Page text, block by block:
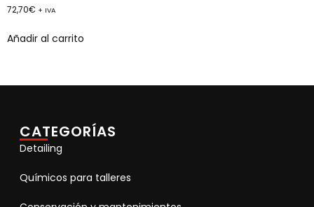
72,70€ + IVA
Añadir al carrito
CATEGORÍAS
Detailing
Químicos para talleres